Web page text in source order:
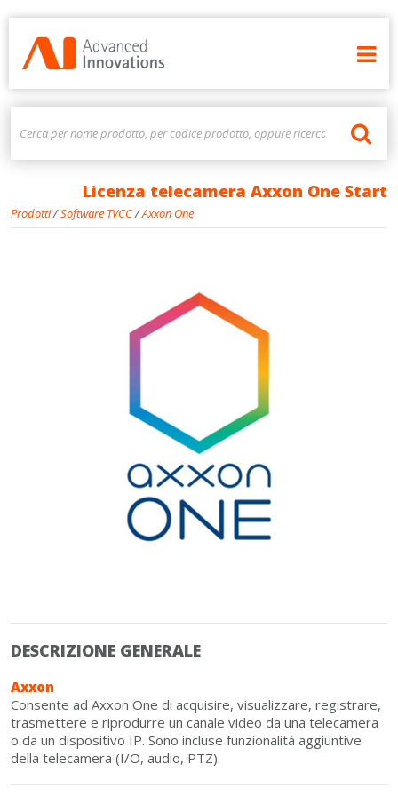
Prodotti/Software TVCC/Axxon One
Licenza telecamera Axxon One Start
DESCRIZIONE GENERALE
Axxon
Consente ad Axxon One di acquisire, visualizzare, registrare,
trasmettere e riprodurre un canale video da una telecamera
o da un dispositivo IP. Sono incluse funzionalità aggiuntive
della telecamera (I/O, audio, PTZ).